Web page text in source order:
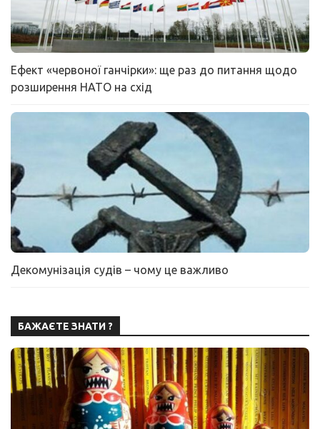
Ефект «червоної ганчірки»: ще раз до питання щодо
розширення НАТО на схід
Декомунізація судів – чому це важливо
БАЖАЄТЕ ЗНАТИ ?